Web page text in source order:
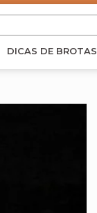
DICAS DE BROTAS